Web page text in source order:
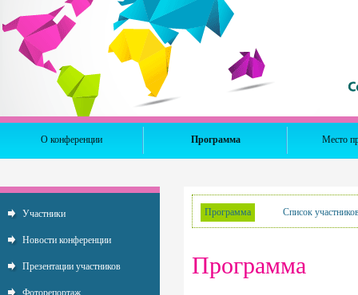
О конференции Программа Место
Участники
Новости конференции
Презентации участников
Фоторепортаж
Программа Список
Программа